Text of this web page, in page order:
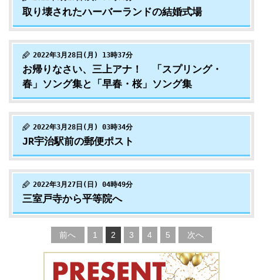
取り壊されたハーバーランドの結婚式場
2022年3月28日(月) 13時37分
お帰りなさい、三上アナ！ 「スプリング・
春」ソング集と「早春・桜」ソング集
2022年3月28日(月) 03時34分
JR宇治駅前の郵便ポスト
2022年3月27日(日) 04時49分
三室戸寺から平等院へ
前へ 1 2 3 4 5 次へ